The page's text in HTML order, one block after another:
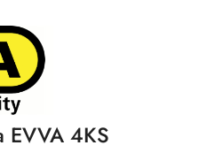
EVVA 4KS